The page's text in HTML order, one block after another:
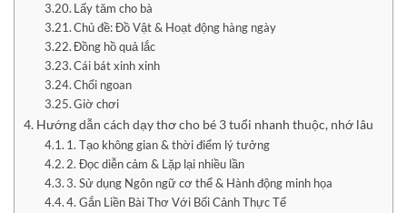
Lấy tăm cho bà
Chủ đề: Đồ Vật & Hoạt động hàng ngày
Đồng hồ quả lắc
Cái bát xinh xinh
Chổi ngoan
Giờ chơi
Hướng dẫn cách dạy thơ cho bé 3 tuổi nhanh thuộc, nhớ lâu
1. Tạo không gian & thời điểm lý tưởng
2. Đọc diễn cảm & Lặp lại nhiều lần
3. Sử dụng Ngôn ngữ cơ thể & Hành động minh họa
4. Gắn Liền Bài Thơ Với Bối Cảnh Thực Tế